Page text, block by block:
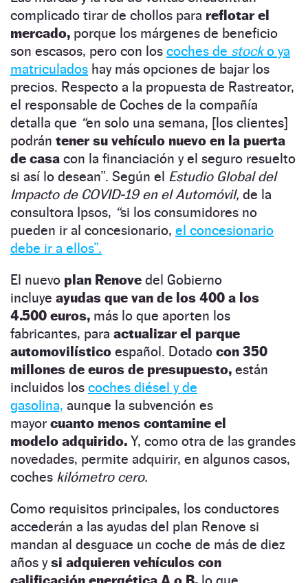
complicado tirar de chollos para reflotar el
mercado, porque los márgenes de beneficio
son escasos, pero con los coches de stocko ya
matriculados hay más opciones de bajar los
precios. Respecto a la propuesta de Rastreator,
el responsable de Coches de la compañía
detalla que “en solo una semana, [los clientes]
podrán tener su vehículo nuevo en la puerta
de casa con la financiación y el seguro resuelto
si así lo desean”. Según el Estudio Global del
Impacto de COVID-19 en el Automóvil, de la
consultora Ipsos, “si los consumidores no
pueden ir al concesionario, el concesionario
debe ir a ellos”.
El nuevo plan Renove del Gobierno
incluye ayudas que van de los 400 a los
4.500 euros, más lo que aporten los
fabricantes, para actualizar el parque
automovilístico español. Dotado con 350
millones de euros de presupuesto, están
incluidos los coches diésel y de
gasolina, aunque la subvención es
mayor cuanto menos contamine el
modelo adquirido. Y, como otra de las grandes
novedades, permite adquirir, en algunos casos,
coches kilómetro cero.
Como requisitos principales, los conductores
accederán a las ayudas del plan Renove si
mandan al desguace un coche de más de diez
años ysi adquieren vehículos con